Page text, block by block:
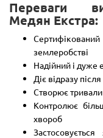
Переваги
Медян Екстра:
землеробстві
Надійний і дуже
Діє відразу
Створює
Контролює
хвороб